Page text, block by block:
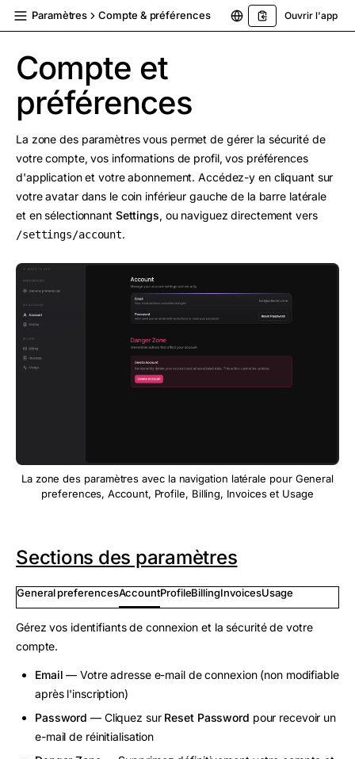
Paramètres Compte & préférences Ouvrir l'app
Compte et
préférences
La zone des paramètres vous permet de gérer la sécurité de
votre compte, vos informations de profil, vos préférences
d'application et votre abonnement. Accédez-y en cliquant sur
votre avatar dans le coin inférieur gauche de la barre latérale
et en sélectionnant Settings, ou naviguez directement vers
/settings/account.
La zone des paramètres avec la navigation latérale pour General
preferences, Account, Profile, Billing, Invoices et Usage
Sections des paramètres
General preferencesAccountProfileBillingInvoicesUsage
Gérez vos identifiants de connexion et la sécurité de votre
compte.
Email — Votre adresse e-mail de connexion (non modifiable
après l'inscription)
Password — Cliquez sur Reset Password pour recevoir un
e-mail de réinitialisation